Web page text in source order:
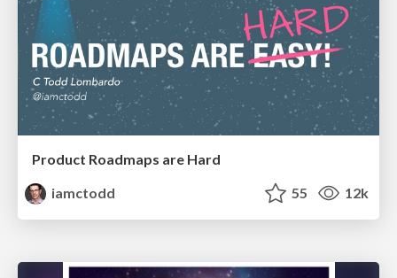
Product Roadmaps are Hard
iamctodd
55 12k